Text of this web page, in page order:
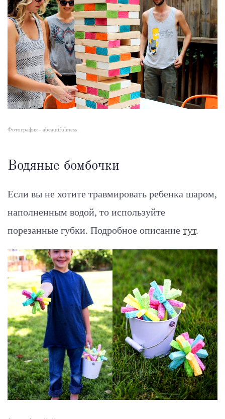
Фотография - abeautifulmess
Водяные бомбочки
Если вы не хотите травмировать ребенка шаром,
наполненным водой, то используйте
порезанные губки. Подробное описание тут.